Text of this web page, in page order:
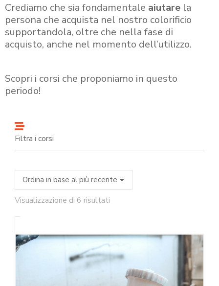
Crediamo che sia fondamentale aiutare la
persona che acquista nel nostro colorificio
supportandola, oltre che nella fase di
acquisto, anche nel momento dell’utilizzo.
Scopri i corsi che proponiamo in questo
periodo!
Filtra i corsi
Visualizzazione di 6 risultati